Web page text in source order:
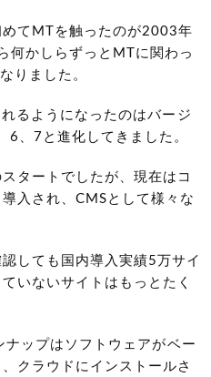
てMTを触ったのが2003年
何かしらずっとMTに関わっ
りました。
るようになったのはバージ
6、7と進化してきました。
タートでしたが、現在はコ
入され、CMSとして様々な
しても国内導入実績5万サイ
いないサイトはもっとたく
ップはソフトウェアがベー
クラウドにインストールさ